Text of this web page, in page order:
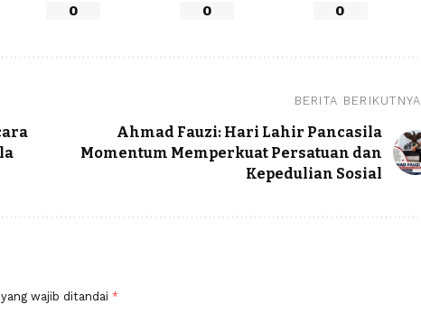
0 0 0
BERITA BERIKUTNYA
Ahmad Fauzi: Hari Lahir Pancasila
Momentum Memperkuat Persatuan dan
Kepedulian Sosial
wajib ditandai *